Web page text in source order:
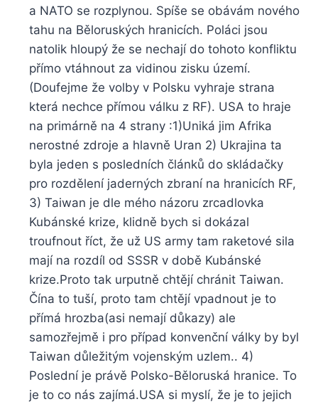
a NATO se rozplynou. Spíše se obávám nového
tahu na Běloruských hranicích. Poláci jsou
natolik hloupý že se nechají do tohoto konfliktu
přímo vtáhnout za vidinou zisku území.
(Doufejme že volby v Polsku vyhraje strana
která nechce přímou válku z RF). USA to hraje
na primárně na 4 strany :1)Uniká jim Afrika
nerostné zdroje a hlavně Uran 2) Ukrajina ta
byla jeden s posledních článků do skládačky
pro rozdělení jaderných zbraní na hranicích RF,
3) Taiwan je dle mého názoru zrcadlovka
Kubánské krize, klidně bych si dokázal
troufnout říct, že už US army tam raketové sila
mají na rozdíl od SSSR v době Kubánské
krize.Proto tak urputně chtějí chránit Taiwan.
Čína to tuší, proto tam chtějí vpadnout je to
přímá hrozba(asi nemají důkazy) ale
samozřejmě i pro případ konvenční války by byl
Taiwan důležitým vojenským uzlem.. 4)
Poslední je právě Polsko-Běloruská hranice. To
je to co nás zajímá.USA si myslí, že je to jejich